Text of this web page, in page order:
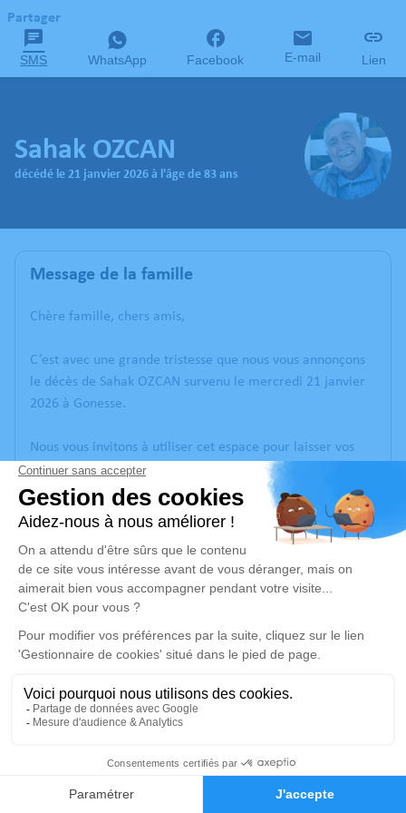
Faire-part Hommages
Partager
SMS WhatsApp Facebook E-mail Lien
Sahak OZCAN
décédé le 21 janvier 2026 à l'âge de 83 ans
Message de la famille
Chère famille, chers amis,
C’est avec une grande tristesse que nous vous annonçons
le décès de Sahak OZCAN survenu le mercredi 21 janvier
2026 à Gonesse.
Nous vous invitons à utiliser cet espace pour laisser vos
condoléances, partager des photos souvenirs, une
anecdote ou exprimer vos pensées à travers des poèmes
ou des textes. Cet endroit est un lieu d'expression dédié à
Un service de plantation d’arbre hommage est disponible
ici.
Je rends hommage
Cérémonie religieuse
lundi 26 janvier 2026 à 10h30
33, Rue Saint-Just
95400 Arnouville